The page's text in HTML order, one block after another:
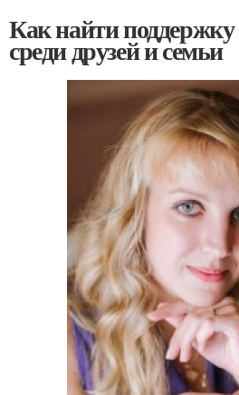
Как найти
среди друзей и семьи